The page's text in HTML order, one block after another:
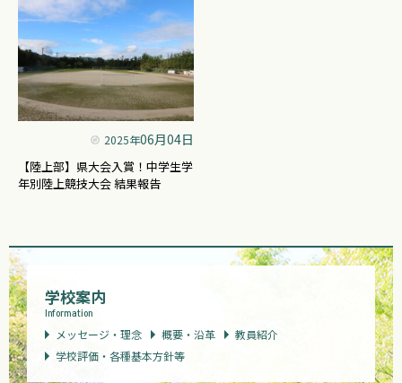
2025年06月04日
【陸上部】県大会入賞！中学生学
年別陸上競技大会 結果報告
学校案内
Information
メッセージ・理念
概要・沿革
教員紹介
学校評価・各種基本方針等